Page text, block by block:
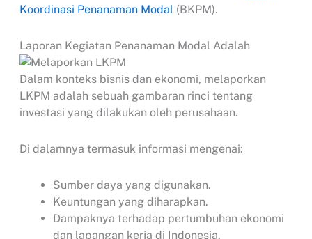
Koordinasi Penanaman Modal (BKPM).
Laporan Kegiatan Penanaman Modal Adalah
Dalam konteks bisnis dan ekonomi, melaporkan
LKPM adalah sebuah gambaran rinci tentang
investasi yang dilakukan oleh perusahaan.
Di dalamnya termasuk informasi mengenai:
Sumber daya yang digunakan.
Keuntungan yang diharapkan.
Dampaknya terhadap pertumbuhan ekonomi
dan lapangan kerja di Indonesia.